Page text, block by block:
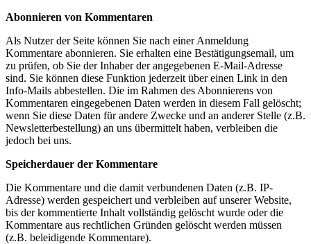
Abonnieren von Kommentaren
Als Nutzer der Seite können Sie nach einer Anmeldung
Kommentare abonnieren. Sie erhalten eine Bestätigungsemail, um
zu prüfen, ob Sie der Inhaber der angegebenen E-Mail-Adresse
sind. Sie können diese Funktion jederzeit über einen Link in den
Info-Mails abbestellen. Die im Rahmen des Abonnierens von
Kommentaren eingegebenen Daten werden in diesem Fall gelöscht;
wenn Sie diese Daten für andere Zwecke und an anderer Stelle (z.B.
Newsletterbestellung) an uns übermittelt haben, verbleiben die
jedoch bei uns.
Speicherdauer der Kommentare
Die Kommentare und die damit verbundenen Daten (z.B. IP-
Adresse) werden gespeichert und verbleiben auf unserer Website,
bis der kommentierte Inhalt vollständig gelöscht wurde oder die
Kommentare aus rechtlichen Gründen gelöscht werden müssen
(z.B. beleidigende Kommentare).